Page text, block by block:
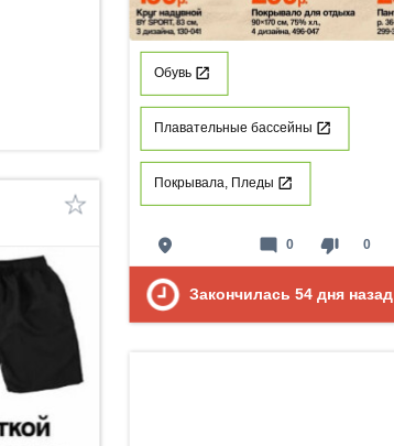
Обувь
Плавательные бассейны
Покрывала, Пледы
place thumb_down 0
mode_comment 0
Закончилась 54 дня назад